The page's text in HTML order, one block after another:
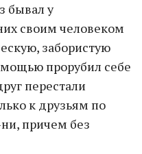
бывал у
своим человеком
забористую
прорубил себе
перестали
к друзьям по
причем без